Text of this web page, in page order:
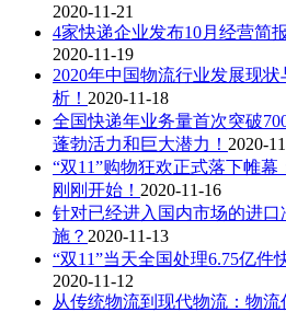
2020-11-21
4家快递企业发布10月经营简
2020-11-19
2020年中国物流行业发展现
析！ 2020-11-18
全国快递年业务量首次突破
蓬勃活力和巨大潜力！ 2020-
“双11”购物狂欢正式落下帷
刚刚开始！ 2020-11-16
针对已经进入国内市场的进
施？ 2020-11-13
“双11”当天全国处理6.75亿件
2020-11-12
从传统物流到现代物流：物流